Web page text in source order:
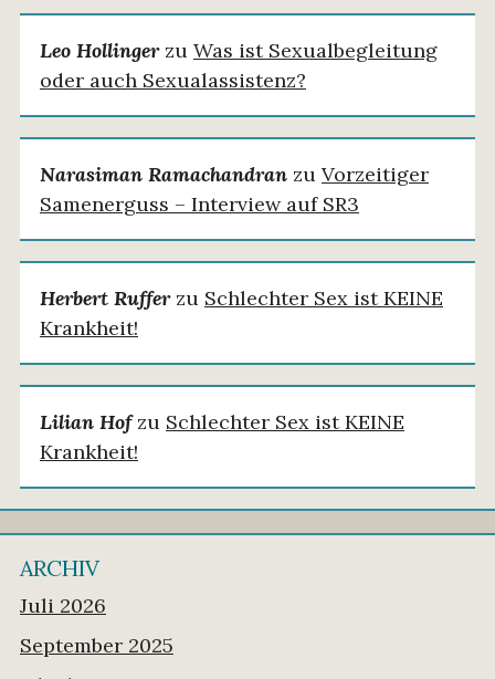
Leo Hollingerzu Was ist Sexualbegleitung
oder auch Sexualassistenz?
Narasiman Ramachandran zu Vorzeitiger
Samenerguss – Interview auf SR3
Herbert Rufferzu Schlechter Sex ist KEINE
Krankheit!
Lilian Hofzu Schlechter Sex ist KEINE
Krankheit!
ARCHIV
Juli 2026
September 2025